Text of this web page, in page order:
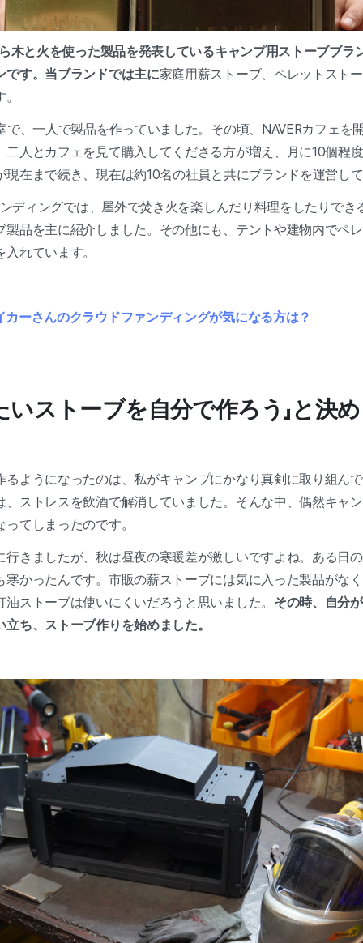
木と火を使った製品を発表しているキャンプ用ストーブブラン
です。当ブランドでは主に家庭用薪ストーブ、ペレットスト
で、一人で製品を作っていました。その頃、NAVERカフェを
二人とカフェを見て購入してくださる方が増え、月に10個程
現在まで続き、現在は約10名の社員と共にブランドを運営し
ディングでは、屋外で焚き火を楽しんだり料理をしたりでき
製品を主に紹介しました。その他にも、テントや建物内でペ
れています。
ーさんのクラウドファンディングが気になる方は？
いストーブを自分で作ろう」と決
るようになったのは、私がキャンプにかなり真剣に取り組ん
、ストレスを飲酒で解消していました。そんな中、偶然キャ
てしまったのです。
行きましたが、秋は昼夜の寒暖差が激しいですよね。ある日
寒かったんです。市販の薪ストーブには気に入った製品がな
ストーブは使いにくいだろうと思いました。 その時、自分
ち、ストーブ作りを始めました。